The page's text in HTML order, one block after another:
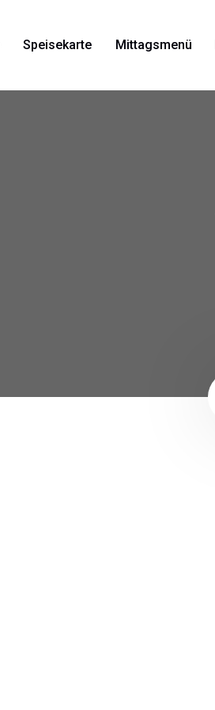
Speisekarte Mittagsmenü